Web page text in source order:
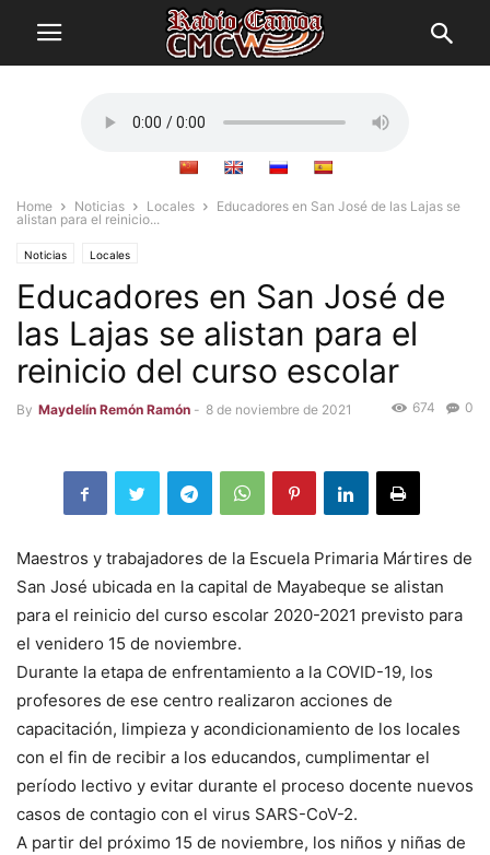
Home Noticias Locales
Educadores en San José de las Lajas se
alistan para el reinicio...
Noticias Locales
Educadores en San José de
las Lajas se alistan para el
reinicio del curso escolar
By Maydelín Remón Ramón - 8 de noviembre de 2021 0
674
Maestros y trabajadores de la Escuela Primaria Mártires de
San José ubicada en la capital de Mayabeque se alistan
para el reinicio del curso escolar 2020-2021 previsto para
el venidero 15 de noviembre.
Durante la etapa de enfrentamiento a la COVID-19, los
profesores de ese centro realizaron acciones de
capacitación, limpieza y acondicionamiento de los locales
con el fin de recibir a los educandos, cumplimentar el
período lectivo y evitar durante el proceso docente nuevos
casos de contagio con el virus SARS-CoV-2.
A partir del próximo 15 de noviembre, los niños y niñas de